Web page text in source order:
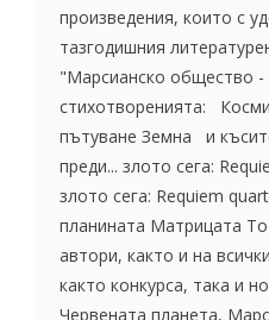
произведения, които с
тазгодишния
"Марсианско общество -
стихотворенията:
пътуване Земна и
преди... злото сега:
злото сега: Requiem
планината Матрицата
автори, както и на
както конкурса, така и
Червената планета,